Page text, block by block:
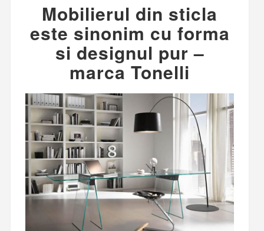
Mobilierul din sticla
este sinonim cu forma
si designul pur –
marca Tonelli